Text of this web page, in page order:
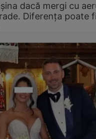
dacă mergi cu
Diferența poate